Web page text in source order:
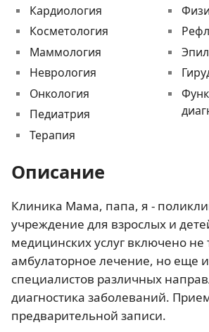
Кардиология
Косметология
Маммология
Неврология
Онкология
Педиатрия
Терапия
Описание
Клиника Мама, папа, я -
учреждение для взрослых и
медицинских услуг включено не
амбулаторное лечение, но еще
специалистов различных
диагностика заболеваний.
предварительной записи.